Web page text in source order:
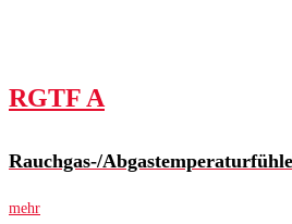
RGTF A
Rauchgas-/
mehr